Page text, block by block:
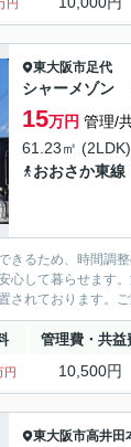
円
東大阪市足代
シャーメゾン
15万円 管理/
61.23㎡
おおさか東線
きるため、時間調
心して暮らせます
されております。
管理費・共益
円 10,500円
東大阪市高井田